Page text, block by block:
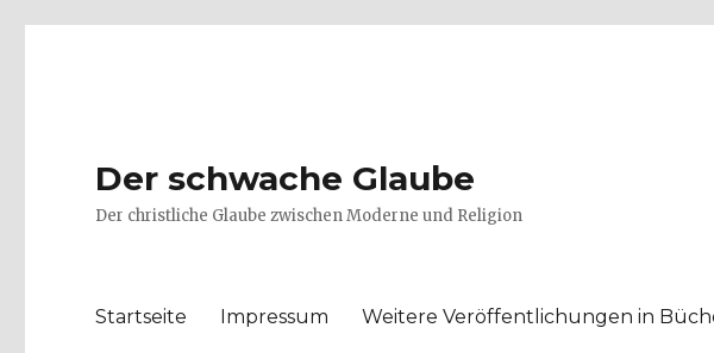
Der schwache Glaube
Der christliche Glaube zwischen Moderne und Religion
Startseite Impressum Weitere Veröffentlichungen in